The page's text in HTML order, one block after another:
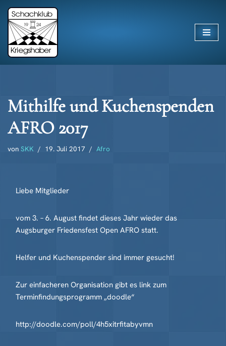
Zum
Inhalt
springen
Mithilfe und Kuchenspenden
AFRO 2017
von SKK 19. Juli 2017 Afro
Liebe Mitglieder
vom 3. – 6. August findet dieses Jahr wieder das
Augsburger Friedensfest Open AFRO statt.
Helfer und Kuchenspender sind immer gesucht!
Zur einfacheren Organisation gibt es link zum
Terminfindungsprogramm „doodle“
http://doodle.com/poll/4h5xitrfitabyvmn